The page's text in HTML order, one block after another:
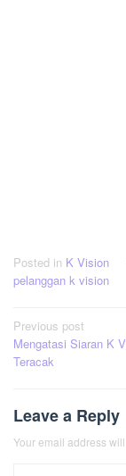
Posted in K Vision
pelanggan k vision
Post
navigation
Previous post
Mengatasi Siaran K
Teracak
Leave a Reply
Your email address